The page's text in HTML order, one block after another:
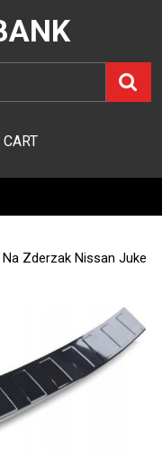
Zderzak Nissan Juke